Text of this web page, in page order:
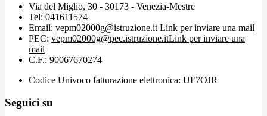
Via del Miglio, 30 - 30173 - Venezia-Mestre
Tel: 041611574
Email: vepm02000g@istruzione.it Link per inviare una mail
PEC: vepm02000g@pec.istruzione.itLink per inviare una
mail
C.F.: 90067670274
Codice Univoco fatturazione elettronica: UF7OJR
Seguici su